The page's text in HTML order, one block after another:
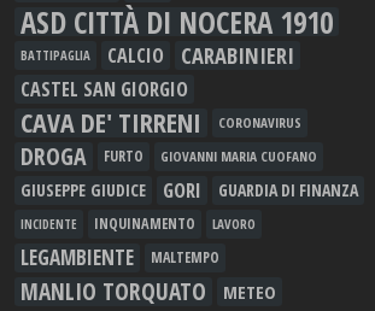
ASD CITTÀ DI NOCERA 1910
BATTIPAGLIA CALCIO CARABINIERI
CASTEL SAN GIORGIO
CAVA DE' TIRRENI CORONAVIRUS
DROGA FURTO GIOVANNI MARIA CUOFANO
GIUSEPPE GIUDICE GORI GUARDIA DI FINANZA
INCIDENTE INQUINAMENTO LAVORO
LEGAMBIENTE MALTEMPO
MANLIO TORQUATO METEO